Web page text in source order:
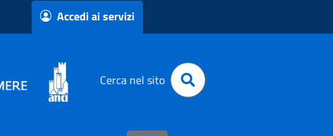
Accedi ai servizi
Cerca nel sito